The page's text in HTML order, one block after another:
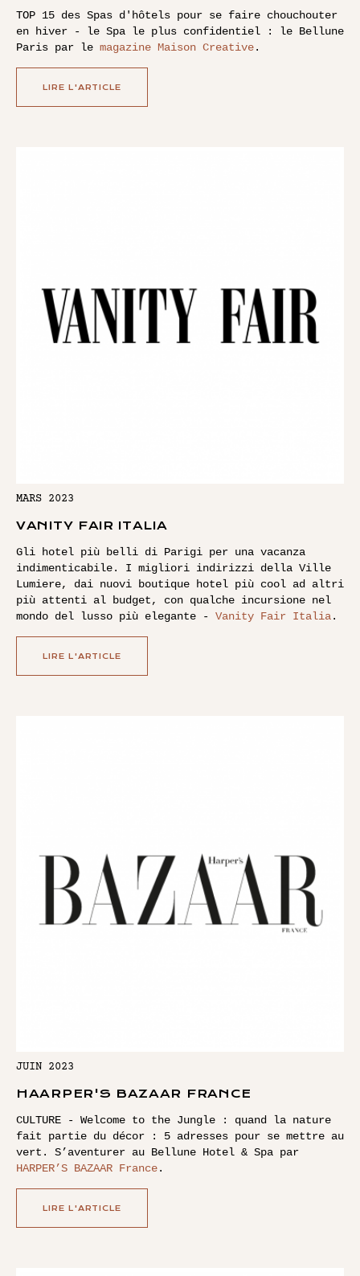
TOP 15 des Spas d'hôtels pour se faire chouchouter
en hiver - le Spa le plus confidentiel : le Bellune
Paris par le magazine Maison Creative.
LIRE L'ARTICLE
MARS 2023
VANITY FAIR ITALIA
Gli hotel più belli di Parigi per una vacanza
indimenticabile. I migliori indirizzi della Ville
Lumiere, dai nuovi boutique hotel più cool ad altri
più attenti al budget, con qualche incursione nel
mondo del lusso più elegante - Vanity Fair Italia.
LIRE L'ARTICLE
JUIN 2023
HAARPER'S BAZAAR FRANCE
CULTURE - Welcome to the Jungle : quand la nature
fait partie du décor : 5 adresses pour se mettre au
vert. S’aventurer au Bellune Hotel & Spa par
HARPER’S BAZAAR France.
LIRE L'ARTICLE